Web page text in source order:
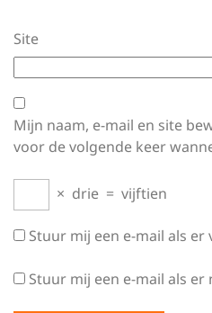
Site
Mijn naam, e-mail en site
voor de volgende keer
× drie = vijftien
Stuur mij een e-mail als er
Stuur mij een e-mail als